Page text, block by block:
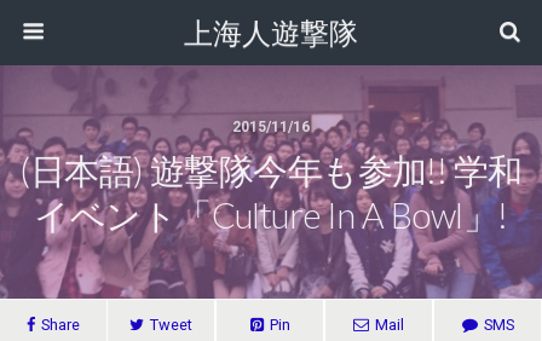
上海人遊撃隊
2015/11/16
(日本語) 遊撃隊今年も参加!! 学和
イベント「Culture In A Bowl」!
Share Tweet Pin Mail SMS